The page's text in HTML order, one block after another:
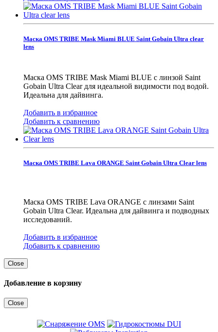
Маска OMS TRIBE Mask Miami BLUE Saint Gobain Ultra clear
lens
Маска OMS TRIBE Mask Miami BLUE с линзой Saint
Gobain Ultra Clear для идеальной видимости под водой.
Идеальна для дайвинга.
Добавить в избранное
Добавить к сравнению
Маска OMS TRIBE Lava ORANGE Saint Gobain Ultra Clear lens
Маска OMS TRIBE Lava ORANGE с линзами Saint
Gobain Ultra Clear. Идеальна для дайвинга и подводных
исследований.
Добавить в избранное
Добавить к сравнению
Close
Добавление в корзину
Close